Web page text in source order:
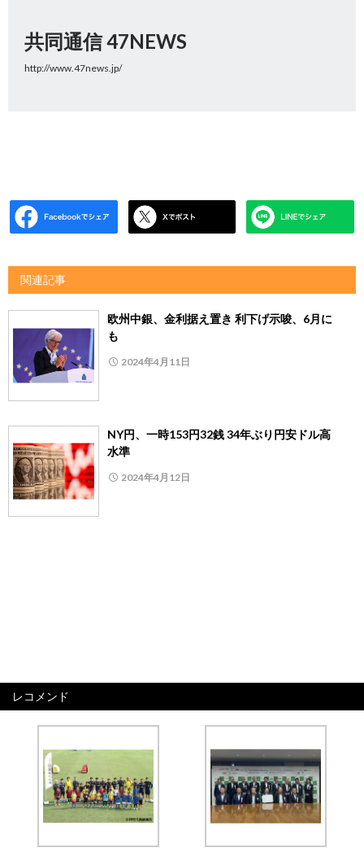
共同通信 47NEWS
http://www.47news.jp/
関連記事
欧州中銀、金利据え置き 利下げ示唆、6月に
も
2024年4月11日
NY円、一時153円32銭 34年ぶり円安ドル高
水準
2024年4月12日
レコメンド